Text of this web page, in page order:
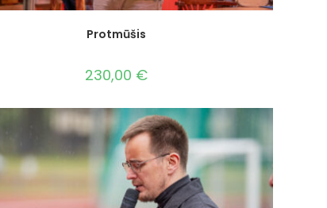
Protmūšis
230,00 €